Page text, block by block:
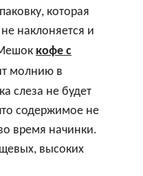
которая
наклоняется и
кофе с
молнию в
слеза не будет
содержимое не
время начинки.
высоких